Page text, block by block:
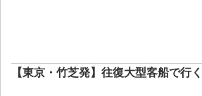
【東京・竹芝発】往復大型客船で行